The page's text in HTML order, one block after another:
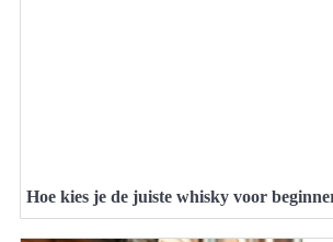
Hoe kies je de juiste whisky voor